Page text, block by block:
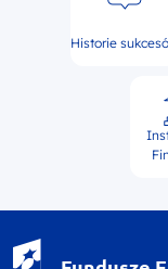
Historie